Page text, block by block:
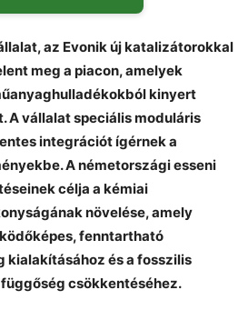
az Evonik új katalizátorokkal
meg a piacon, amelyek
kinyert
A vállalat speciális moduláris
integrációt ígérnek a
A németországi esseni
célja a kémiai
növelése, amely
fenntartható
kialakításához és a fosszilis
csökkentéséhez.